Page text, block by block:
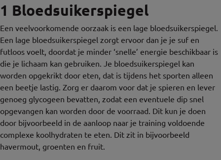
1 Bloedsuikerspiegel
Een veelvoorkomende oorzaak is een lage bloedsuikerspiegel.
Een lage bloedsuikerspiegel zorgt ervoor dan je je suf en
futloos voelt, doordat je minder ‘snelle’ energie beschikbaar is
die je lichaam kan gebruiken. Je bloedsuikerspiegel kan
worden opgekrikt door eten, dat is tijdens het sporten alleen
een beetje lastig. Zorg er daarom voor dat je spieren en lever
genoeg glycogeen bevatten, zodat een eventuele dip snel
opgevangen kan worden door de voorraad. Dit kun je doen
door bijvoorbeeld in de aanloop naar je training voldoende
complexe koolhydraten te eten. Dit zit in bijvoorbeeld
havermout, groenten en fruit.